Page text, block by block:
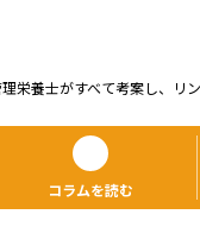
栄養⼠がすべて考案し、リ
コラムを読む